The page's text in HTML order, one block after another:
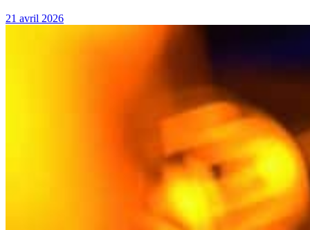
21 avril 2026